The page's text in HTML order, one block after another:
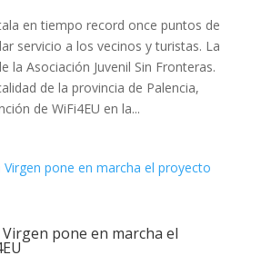
en tiempo record once puntos de
servicio a los vecinos y turistas. La
la Asociación Juvenil Sin Fronteras.
de la provincia de Palencia,
de WiFi4EU en la...
pone en marcha el